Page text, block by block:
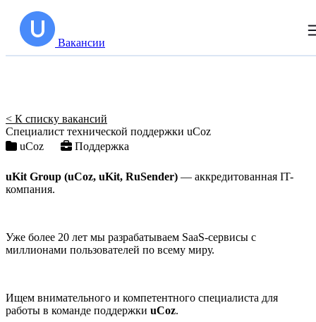
Вакансии
< К списку вакансий
Специалист технической поддержки uCoz
uCoz
Поддержка
uKit Group (uCoz, uKit, RuSender) — аккредитованная IT-
компания.
Уже более 20 лет мы разрабатываем SaaS-сервисы с
миллионами пользователей по всему миру.
Ищем внимательного и компетентного специалиста для
работы в команде поддержки uCoz.